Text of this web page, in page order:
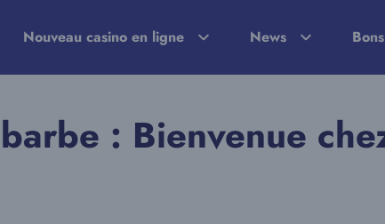
Nouveau casino en ligne News
: Bienvenue